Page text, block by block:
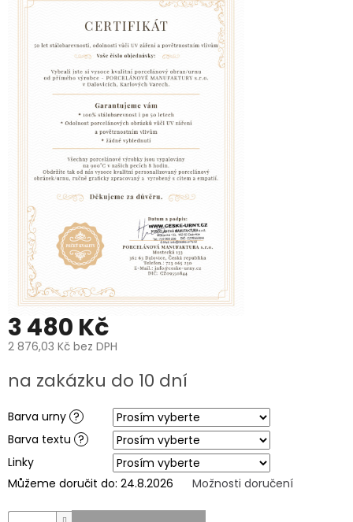
KONTAKTY
ČASTO
BALENÍ
PROČ
POŘÍDIT
URNU
OD
NÁS?
VÝROBĚ
O
VÝROBĚ
NA
HROB
PÉČE
ČIŠTĚNÍ
UREN
PORCELÁNOVÝCH
3 480 Kč
2 876,03 Kč bez DPH
cena:
na zakázku do 10 dní
Barva urny ?
Barva textu ?
Linky
Můžeme doručit do: 24.8.2026 Možnosti doručení